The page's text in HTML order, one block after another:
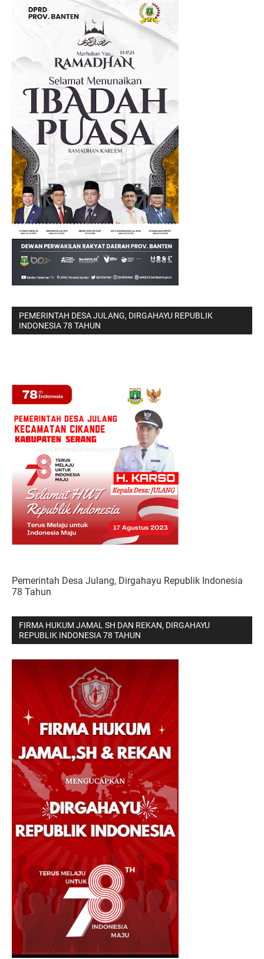
PEMERINTAH DESA JULANG, DIRGAHAYU REPUBLIK
INDONESIA 78 TAHUN
Pemerintah Desa Julang, Dirgahayu Republik Indonesia
78 Tahun
FIRMA HUKUM JAMAL SH DAN REKAN, DIRGAHAYU
REPUBLIK INDONESIA 78 TAHUN